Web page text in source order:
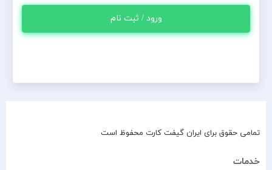
ورود / ثبت نام
تمامی حقوق برای ایران گیفت کارت محفوظ است
خدمات